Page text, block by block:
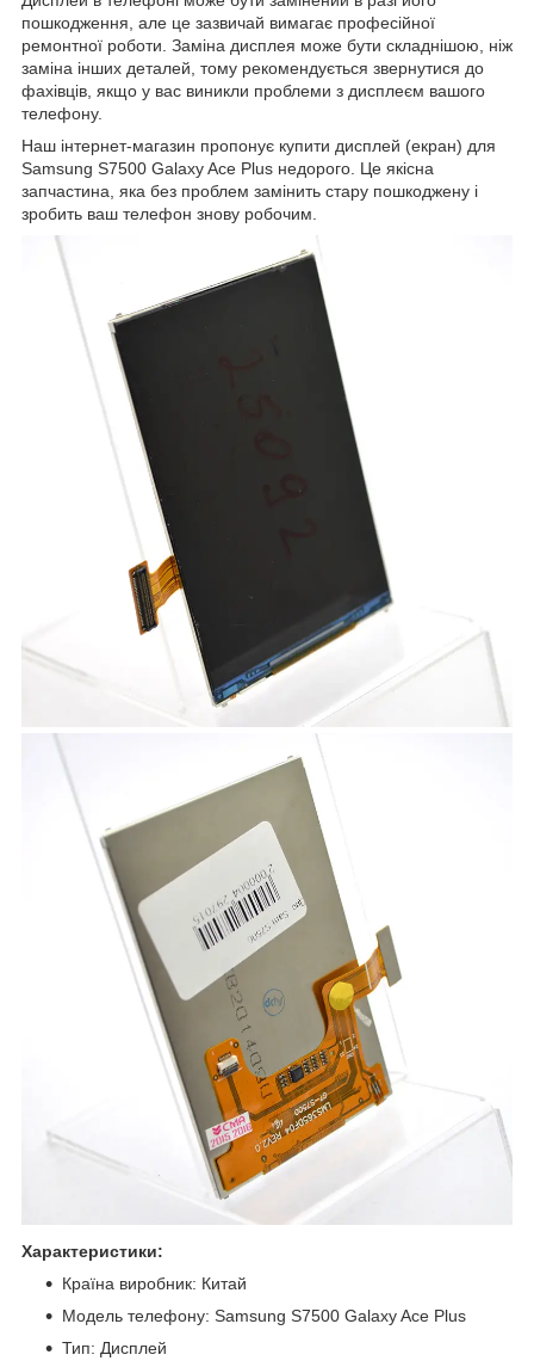
пошкодження, але це зазвичай вимагає професійної
ремонтної роботи. Заміна дисплея може бути складнішою, ніж
заміна інших деталей, тому рекомендується звернутися до
фахівців, якщо у вас виникли проблеми з дисплеєм вашого
телефону.
Наш інтернет-магазин пропонує купити дисплей (екран) для
Samsung S7500 Galaxy Ace Plus недорого. Це якісна
запчастина, яка без проблем замінить стару пошкоджену і
зробить ваш телефон знову робочим.
Характеристики:
Країна виробник: Китай
Модель телефону: Samsung S7500 Galaxy Ace Plus
Тип: Дисплей